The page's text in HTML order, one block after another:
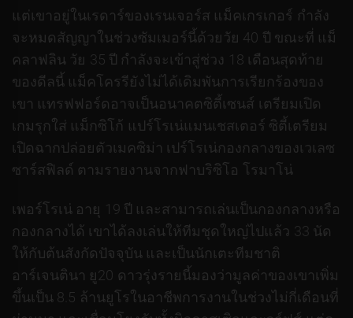
แต่เขาอยู่ในเรดาร์ของเรนเจอร์ส แม็คเกรเกอร์ กําลัง
จะหมดสัญญาในช่วงซัมเมอร์นี้ด้วยวัย 40 ปี ขณะที่ แม็
คลาฟลิน วัย 35 ปี กําลังจะเข้าสู่ช่วง 18 เดือนสุดท้าย
ของดีลนี้ แม็คโครรียังไม่ได้เดิมพันการเรียกร้องของ
เขา แทรฟฟอร์ดอาจเป็นอนาคตซิตี้เซนส์ เตรียมเปิด
เกมรุกใส่ แม็กซิโก้ แปร์โรเน่แมนเชสเตอร์ ซิตี้เตรียม
เปิดฉากปล่อยตัวเมคซิม่า เปร์โรเน่กองกลางของเวเลซ
ซาร์สฟิลด์ ตามรายงานจากฟาบริซิโอ โรมาโน่
เพอร์โรเน่ อายุ 19 ปี และสามารถเล่นเป็นกองกลางหรือ
กองกลางได้ เขาได้ลงเล่นให้ทีมชุดใหญ่ไปแล้ว 33 นัด
ให้กับต้นสังกัดปัจจุบัน และเป็นนักเตะทีมชาติ
อาร์เจนตินา ยู20 ดาวรุ่งรายนี้มองว่ามูลค่าของเขาเพิ่ม
ขึ้นเป็น 8.5 ล้านยูโรในอาชีพการงานในช่วงไม่กี่เดือนที่